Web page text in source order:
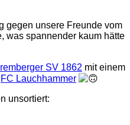
gegen unsere Freunde vom
was spannender kaum hätte
SV 1862 mit einem
FC Lauchhammer
unsortiert: